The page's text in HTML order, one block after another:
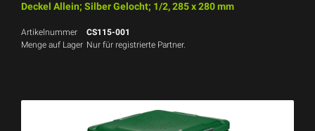
Deckel Allein; Silber Gelocht; 1/2, 285 x 280 mm
Artikelnummer
CS115-001
Menge auf Lager Nur für registrierte Partner.